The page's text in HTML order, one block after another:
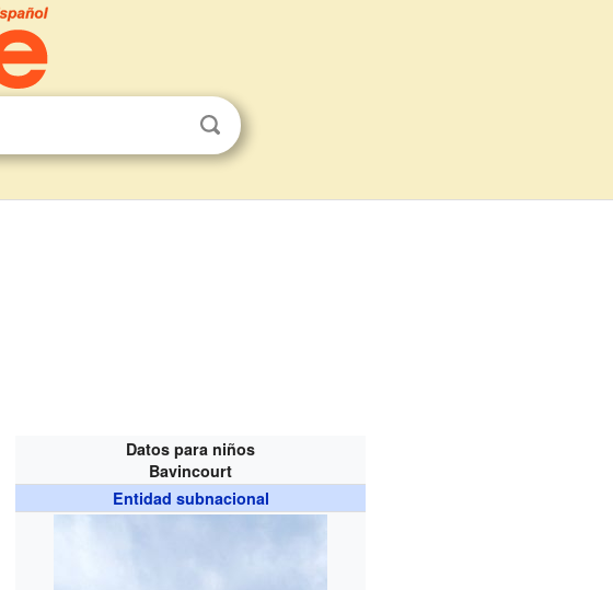
Datos para niños
Bavincourt
Entidad subnacional